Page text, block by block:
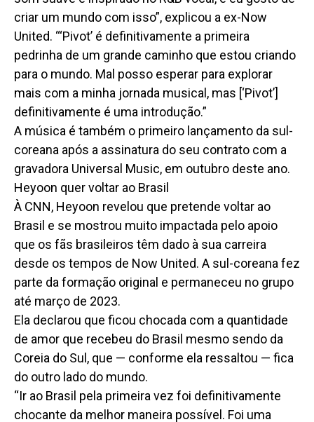
criar um mundo com isso”, explicou a ex-Now
United. “‘Pivot’ é definitivamente a primeira
pedrinha de um grande caminho que estou criando
para o mundo. Mal posso esperar para explorar
mais com a minha jornada musical, mas [‘Pivot’]
definitivamente é uma introdução.”
A música é também o primeiro lançamento da sul-
coreana após a assinatura do seu contrato com a
gravadora Universal Music, em outubro deste ano.
Heyoon quer voltar ao Brasil
À CNN, Heyoon revelou que pretende voltar ao
Brasil e se mostrou muito impactada pelo apoio
que os fãs brasileiros têm dado à sua carreira
desde os tempos de Now United. A sul-coreana fez
parte da formação original e permaneceu no grupo
até março de 2023.
Ela declarou que ficou chocada com a quantidade
de amor que recebeu do Brasil mesmo sendo da
Coreia do Sul, que — conforme ela ressaltou — fica
do outro lado do mundo.
“Ir ao Brasil pela primeira vez foi definitivamente
chocante da melhor maneira possível. Foi uma